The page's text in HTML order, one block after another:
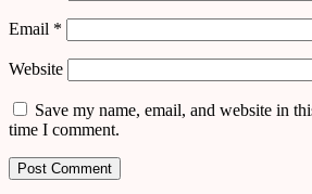
Email *
Website
Save my name, email, and website in
time I comment.